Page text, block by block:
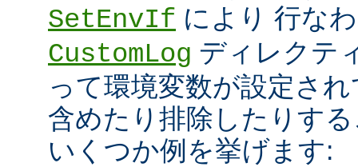
SetEnvIf により 行な
CustomLog ディレクテ
って環境変数が設定さ
含めたり排除したりす
いくつか例を挙げます: